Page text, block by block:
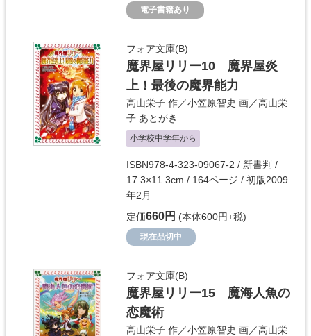
電子書籍あり
フォア文庫(B)
魔界屋リリー10 魔界屋炎
上！最後の魔界能力
高山栄子 作／小笠原智史 画／高山栄
子 あとがき
小学校中学年から
ISBN978-4-323-09067-2 / 新書判 /
17.3×11.3cm / 164ページ / 初版2009
年2月
定価660円 (本体600円+税)
現在品切中
フォア文庫(B)
魔界屋リリー15 魔海人魚の
恋魔術
高山栄子 作／小笠原智史 画／高山栄